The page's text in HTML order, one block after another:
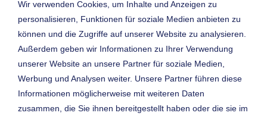
Datenschutz
Datenschutz Pickel App
Impressum
Cookie-Einstellungen
Kontakt & Anfahrt
Öffnungszeiten
Wir verwenden Cookies, um Inhalte und Anzeigen zu
personalisieren, Funktionen für soziale Medien anbieten zu
können und die Zugriffe auf unserer Website zu analysieren.
Außerdem geben wir Informationen zu Ihrer Verwendung
unserer Website an unsere Partner für soziale Medien,
Werbung und Analysen weiter. Unsere Partner führen diese
Informationen möglicherweise mit weiteren Daten
zusammen, die Sie ihnen bereitgestellt haben oder die sie im